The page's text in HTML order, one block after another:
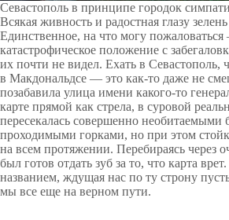
Севастополь в принципе городок
Всякая живность и радостная глазу
Единственное, на что могу
катастрофическое положение с
их почти не видел. Ехать в Севастополь,
в Макдональдсе — это как-то даже не
позабавила улица имени какого-то
карте прямой как стрела, в суровой
пересекалась совершенно необитаемыми
проходимыми горками, но при этом
на всем протяжении. Перебираясь через
был готов отдать зуб за то, что карта
названием, ждущая нас по ту строну
мы все еще на верном пути.